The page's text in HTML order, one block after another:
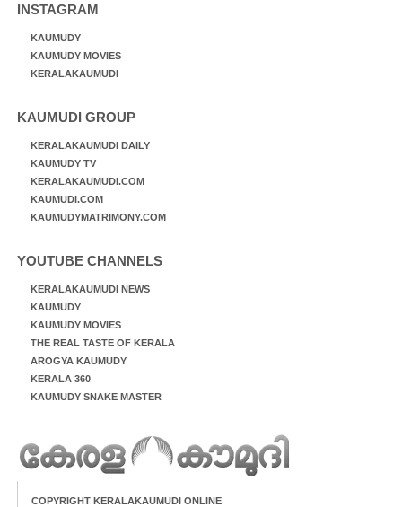
INSTAGRAM
KAUMUDY
KAUMUDY MOVIES
KERALAKAUMUDI
KAUMUDI GROUP
KERALAKAUMUDI DAILY
KAUMUDY TV
KERALAKAUMUDI.COM
KAUMUDI.COM
KAUMUDYMATRIMONY.COM
YOUTUBE CHANNELS
KERALAKAUMUDI NEWS
KAUMUDY
KAUMUDY MOVIES
THE REAL TASTE OF KERALA
AROGYA KAUMUDY
KERALA 360
KAUMUDY SNAKE MASTER
COPYRIGHT KERALAKAUMUDI ONLINE